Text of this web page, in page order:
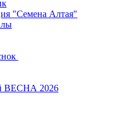
"Семена Алтая"
ВЕСНА 2026